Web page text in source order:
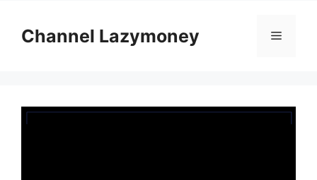
contentChannel Lazymoney Menu